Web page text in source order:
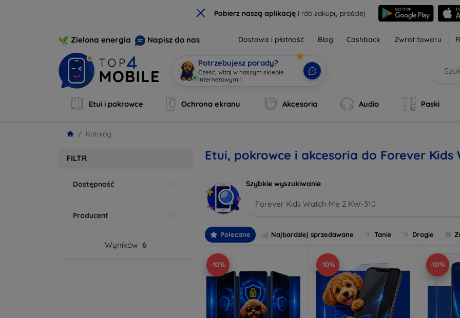
× Pobierz naszą aplikacjęi rób zakupy prościej
Zielona energia Napisz do nas Dostawa i płatność Blog Cashback Zwrot towaru
Potrzebujesz porady?
Cześć, witaj w naszym sklepie
internetowym! |
Etui i pokrowce Ochrona ekranu Akcesoria Audio Paski
Katalóg
FILTR
Dostępność
Producent
Wyników 6
Etui, pokrowce i akcesoria do Forever Kids
Szybkie wyszukiwanie
Forever Kids Watch Me 2 KW-310
Polecane Najbardziej sprzedawane Tanie Drogie
-10% -10% -10%